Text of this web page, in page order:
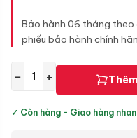
Bảo hành 06 tháng theo
phiếu bảo hành chính
− +
✓ Còn hàng - Giao hàng